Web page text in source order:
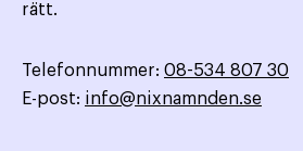
rätt.
Telefonnummer: 08-534 807 30
E-post: info@nixnamnden.se